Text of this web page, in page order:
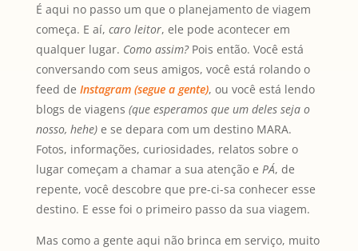
É aqui no passo um que o planejamento de viagem
começa. E aí, caro leitor, ele pode acontecer em
qualquer lugar. Como assim?Pois então. Você está
conversando com seus amigos, você está rolando o
feed de Instagram (segue a gente), ou você está lendo
blogs de viagens (que esperamos que um deles seja o
nosso, hehe)e se depara com um destino MARA.
Fotos, informações, curiosidades, relatos sobre o
lugar começam a chamar a sua atenção e PÁ, de
repente, você descobre que pre-ci-sa conhecer esse
destino. E esse foi o primeiro passo da sua viagem.
Mas como a gente aqui não brinca em serviço, muito